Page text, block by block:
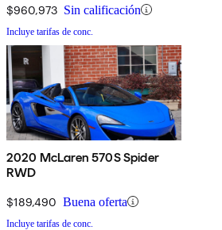
$960,973 Sin calificación
Incluye tarifas de conc.
2020 McLaren 570S Spider
RWD
$189,490 Buena oferta
Incluye tarifas de conc.